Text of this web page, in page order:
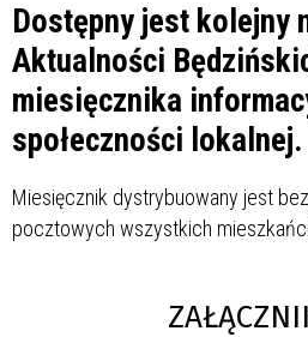
Dostępny jest kolejny
Aktualności
miesięcznika
społeczności lokalnej.
Miesięcznik dystrybuowany jest
pocztowych wszystkich